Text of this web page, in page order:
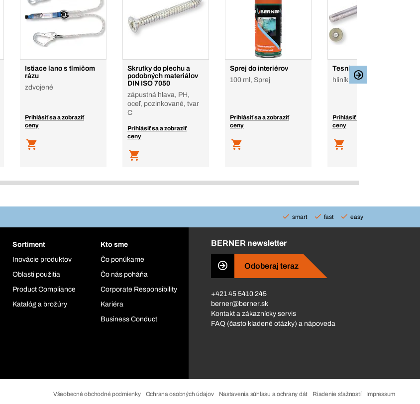
Istiace lano s tlmičom
rázu
zdvojené
Prihlásiť sa a zobraziť
ceny
Skrutky do plechu a
podobných materiálov
DIN ISO 7050
zápustná hlava, PH,
oceľ, pozinkované, tvar
C
Prihlásiť sa a zobraziť
ceny
Sprej do interiérov
100 ml, Sprej
Prihlásiť sa a zobraziť
ceny
Tesniace slepé nity
hliník, oceľ, plochá hlava
Prihlásiť sa a zobraziť
ceny
smart fast easy
Sortiment
Inovácie produktov
Oblasti použitia
Product Compliance
Katalóg a brožúry
Kto sme
Čo ponúkame
Čo nás poháňa
Corporate Responsibility
Kariéra
Business Conduct
BERNER newsletter
Odoberaj teraz
+421 45 5410 245
berner@berner.sk
Kontakt a zákaznícky servis
FAQ (často kladené otázky) a nápoveda
Všeobecné obchodné podmienky Ochrana osobných údajov Nastavenia súhlasu a ochrany dát Riadenie sťažností Impressum